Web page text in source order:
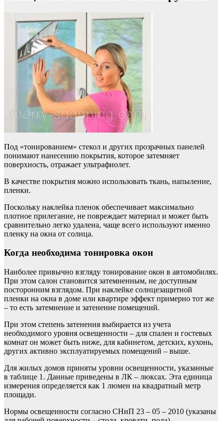
Под «тонированием» стекол и других прозрачных панелей
понимают нанесению покрытия, которое затемняет
поверхность, отражает ультрафиолет.
В качестве покрытия можно использовать ткань, напыление,
пленки.
Поскольку наклейка пленок обеспечивает максимально
плотное прилегание, не повреждает материал и может быть
сравнительно легко удалена, чаще всего используют именно
пленку на окна от солнца.
Когда необходима тонировка окон
Наиболее привычно взгляду тонирование окон в автомобилях.
При этом салон становится затемненным, не доступным
посторонним взглядом. При наклейке солнцезащитной
пленки на окна в доме или квартире эффект примерно тот же
– то есть затемнение и затенение помещений.
При этом степень затенения выбирается из учета
необходимого уровня освещенности – для спален и гостевых
комнат он может быть ниже, для кабинетом, детских, кухонь,
других активно эксплуатируемых помещений – выше.
Для жилых домов приняты уровни освещенности, указанные
в таблице 1. Данные приведены в ЛК – люксах. Эта единица
измерения определяется как 1 люмен на квадратный метр
площади.
Нормы освещенности согласно СНиП 23 – 05 – 2010 (указаны